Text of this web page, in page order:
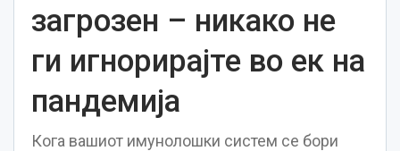
загрозен – никако не
ги игнорирајте во ек на
пандемија
Кога вашиот имунолошки систем се бори